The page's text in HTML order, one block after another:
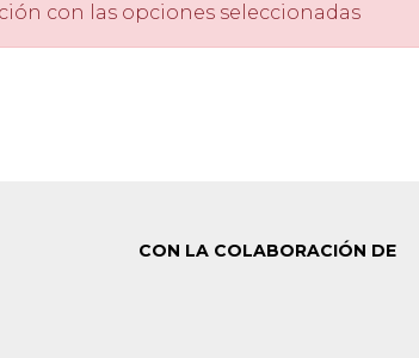
con las opciones seleccionadas
CON LA COLABORACIÓN DE